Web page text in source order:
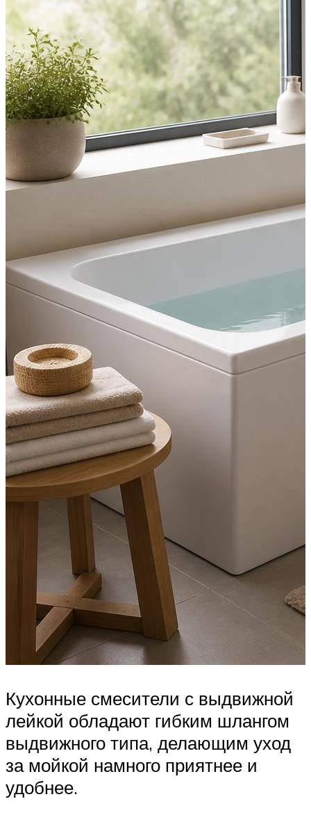
Кухонные смесители с выдвижной
лейкой обладают гибким шлангом
выдвижного типа, делающим уход
за мойкой намного приятнее и
удобнее.